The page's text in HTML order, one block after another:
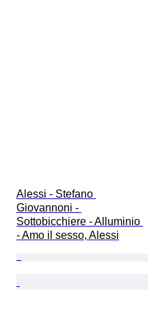
Alessi - Stefano
Giovannoni -
Sottobicchiere - Alluminio
- Amo il sesso, Alessi